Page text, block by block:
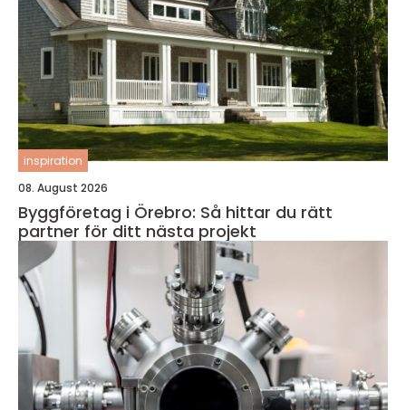
inspiration
08. August 2026
Byggföretag i Örebro: Så hittar du rätt
partner för ditt nästa projekt